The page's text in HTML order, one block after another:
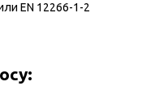
EN 12266-1-2